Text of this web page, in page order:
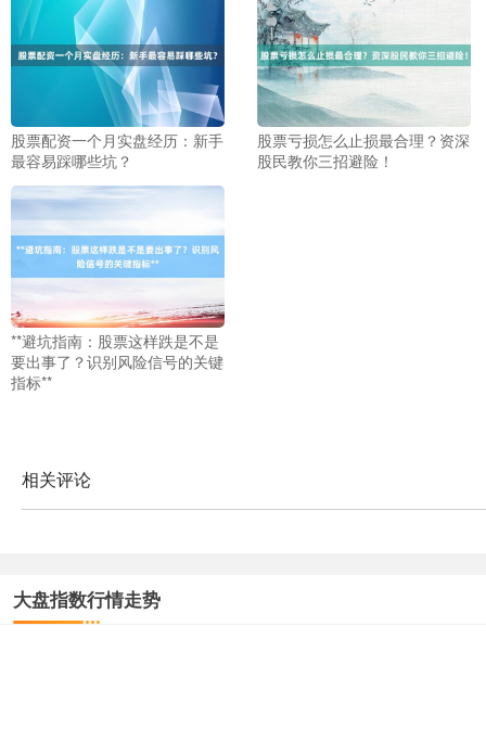
股票配资一个月实盘经历：新手
最容易踩哪些坑？
股票亏损怎么止损最合理？资深
股民教你三招避险！
**避坑指南：股票这样跌是不是
要出事了？识别风险信号的关键
指标**
相关评论
大盘指数行情走势